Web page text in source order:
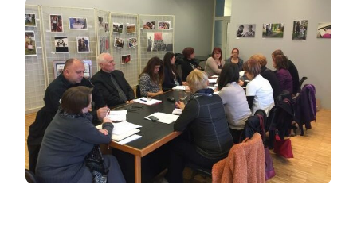
koje su prijavili Škola za umjetnost, dizajn, grafiku i
odjeću Zabok, Gornjostubička udruga Lipin Cviet, i
Udruga mladih Marija Bistrica. Škola i udruga Lipin
Cviet dobile su po 13 tisuća kuna, a bistrička udruga
mladih 11.176 kuna.